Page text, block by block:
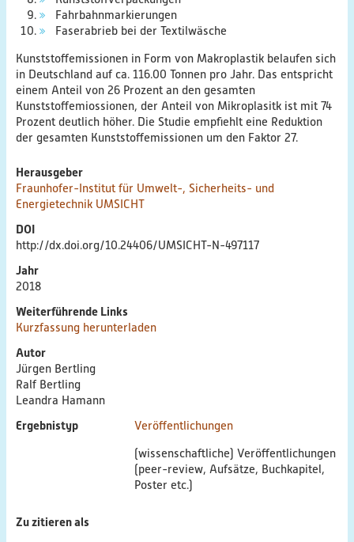
Veröffentlichungen
Diskussionspapiere & Statuspapiere
Factsheets
Weitere Produkte
Leitfäden & Handbücher
Technologien & Verfahren
Video & Audio
Webinare
Blog
Fahrbahnmarkierungen
Faserabrieb bei der Textilwäsche
Kunststoffemissionen in Form von Makroplastik belaufen sich
in Deutschland auf ca. 116.00 Tonnen pro Jahr. Das entspricht
einem Anteil von 26 Prozent an den gesamten
Kunststoffemiossionen, der Anteil von Mikroplasitk ist mit 74
Prozent deutlich höher. Die Studie empfiehlt eine Reduktion
der gesamten Kunststoffemissionen um den Faktor 27.
Herausgeber
Fraunhofer-Institut für Umwelt-, Sicherheits- und
Energietechnik UMSICHT
DOI
http://dx.doi.org/10.24406/UMSICHT-N-497117
Jahr
2018
Weiterführende Links
Kurzfassung herunterladen
Autor
Jürgen Bertling
Ralf Bertling
Leandra Hamann
Ergebnistyp
Veröffentlichungen
(wissenschaftliche) Veröffentlichungen
(peer-review, Aufsätze, Buchkapitel,
Poster etc.)
Zu zitieren als